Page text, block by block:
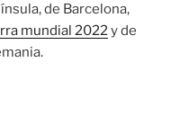
de Barcelona,
mundial 2022y de